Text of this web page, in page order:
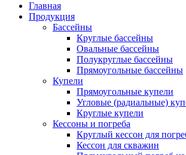
Главная
Продукция
Бассейны
Круглые бассейны
Овальные бассейны
Полукруглые бассейны
Прямоугольные бассейны
Купели
Прямоугольные купели
Угловые (радиальные)
Круглые купели
Кессоны и погреба
Круглый кессон для
Кессон для скважин